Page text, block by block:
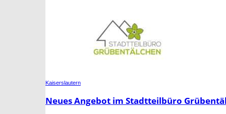
Kaiserslautern
Neues Angebot im Stadtteilbüro